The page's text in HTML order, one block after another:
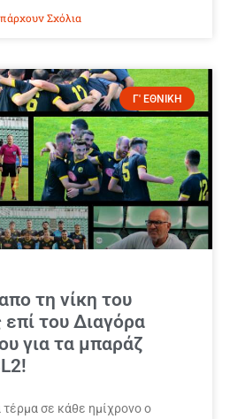
Σχόλια
Γ' ΕΘΝΙΚΗ
τη νίκη του
του Διαγόρα
για τα μπαράζ
σε κάθε ημίχρονο ο